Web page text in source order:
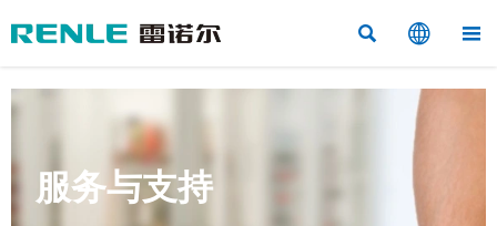
  
服务与支持